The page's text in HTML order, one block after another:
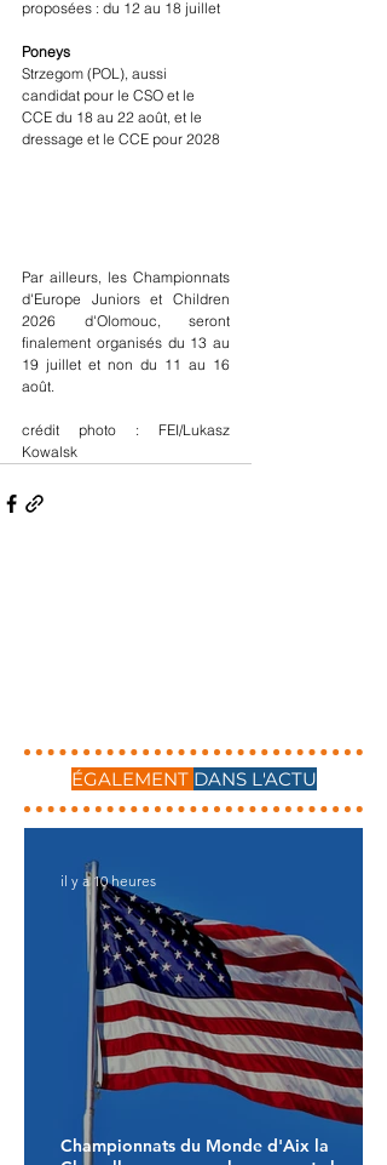
proposées : du 12 au 18 juillet
Poneys
Strzegom (POL), aussi
candidat pour le CSO et le
CCE du 18 au 22 août, et le
dressage et le CCE pour 2028
Par ailleurs, les Championnats
d'Europe Juniors et Children
2026 d'Olomouc, seront
finalement organisés du 13 au
19 juillet et non du 11 au 16
août.
crédit photo : FEI/Lukasz
Kowalsk
ÉGALEMENT DANS L'ACTU
Championnats du Monde d'Aix la
il y a 10 heures